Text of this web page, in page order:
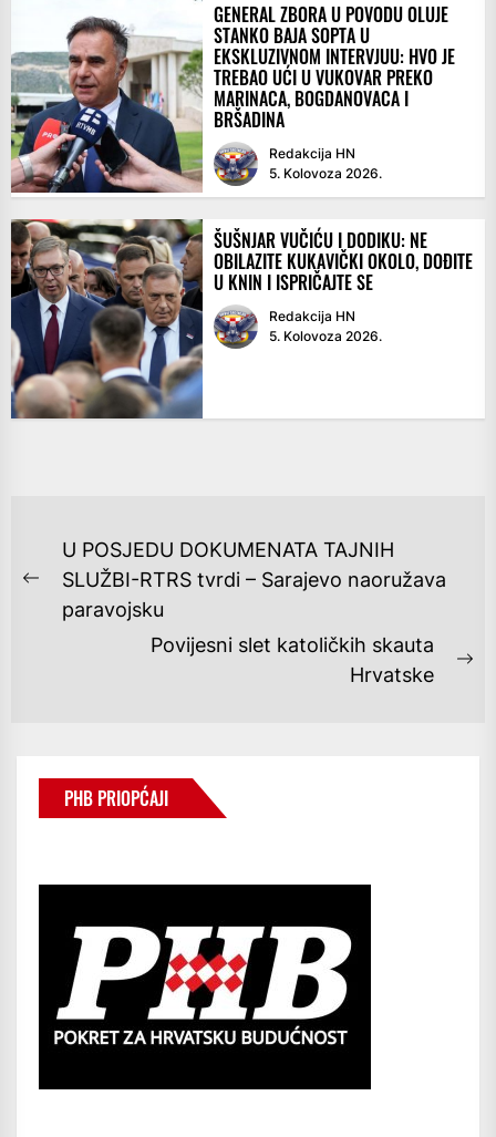
GENERAL ZBORA U POVODU OLUJE
STANKO BAJA SOPTA U
EKSKLUZIVNOM INTERVJUU: HVO JE
TREBAO UĆI U VUKOVAR PREKO
MARINACA, BOGDANOVACA I
BRŠADINA
Redakcija HN
5. Kolovoza 2026.
ŠUŠNJAR VUČIĆU I DODIKU: NE
OBILAZITE KUKAVIČKI OKOLO, DOĐITE
U KNIN I ISPRIČAJTE SE
Redakcija HN
5. Kolovoza 2026.
NAVIGACIJA
OBJAVA
Previous
post:
U POSJEDU DOKUMENATA TAJNIH
SLUŽBI-RTRS tvrdi – Sarajevo naoružava
paravojsku
Povijesni slet katoličkih skauta
Hrvatske
PHB PRIOPĆAJI